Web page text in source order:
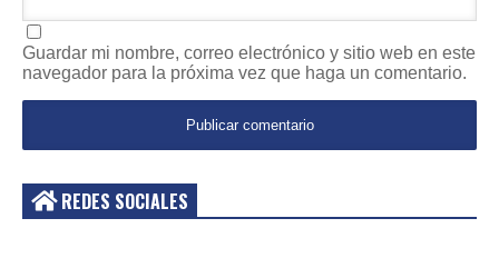
Guardar mi nombre, correo electrónico y sitio web en este
navegador para la próxima vez que haga un comentario.
REDES SOCIALES